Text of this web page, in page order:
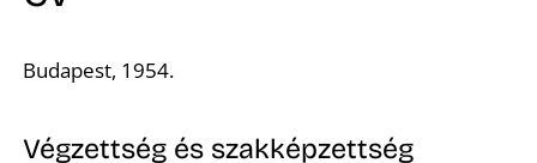
Budapest, 1954.
Végzettség és szakképzettség